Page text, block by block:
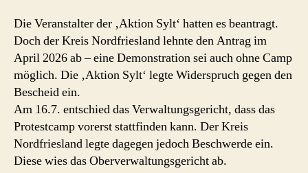
Die Veranstalter der ‚Aktion Sylt‘ hatten es beantragt.
Doch der Kreis Nordfriesland lehnte den Antrag im
April 2026 ab – eine Demonstration sei auch ohne Camp
möglich. Die ‚Aktion Sylt‘ legte Widerspruch gegen den
Bescheid ein.
Am 16.7. entschied das Verwaltungsgericht, dass das
Protestcamp vorerst stattfinden kann. Der Kreis
Nordfriesland legte dagegen jedoch Beschwerde ein.
Diese wies das Oberverwaltungsgericht ab.